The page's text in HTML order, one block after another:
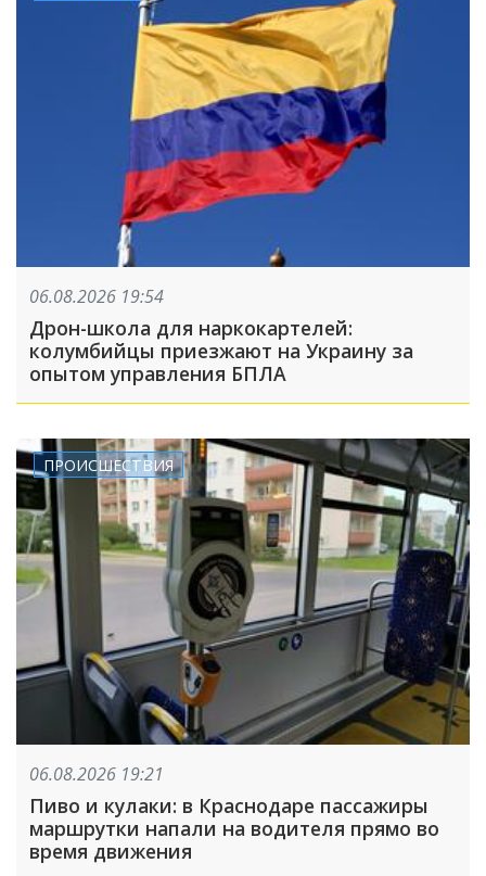
06.08.2026 19:54
Дрон-школа для наркокартелей:
колумбийцы приезжают на Украину за
опытом управления БПЛА
ПРОИСШЕСТВИЯ
06.08.2026 19:21
Пиво и кулаки: в Краснодаре пассажиры
маршрутки напали на водителя прямо во
время движения